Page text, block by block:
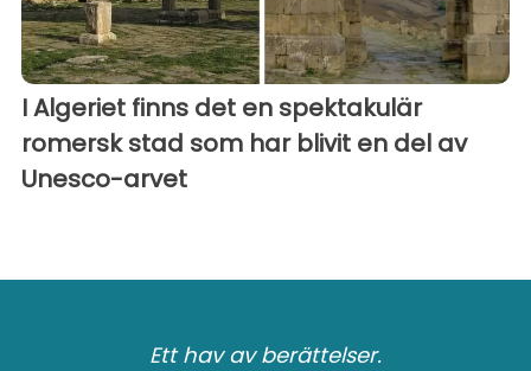
I Algeriet finns det en spektakulär
romersk stad som har blivit en del av
Unesco-arvet
Ett hav av berättelser.